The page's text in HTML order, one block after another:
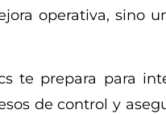
operativa, sino
te prepara para
de control y